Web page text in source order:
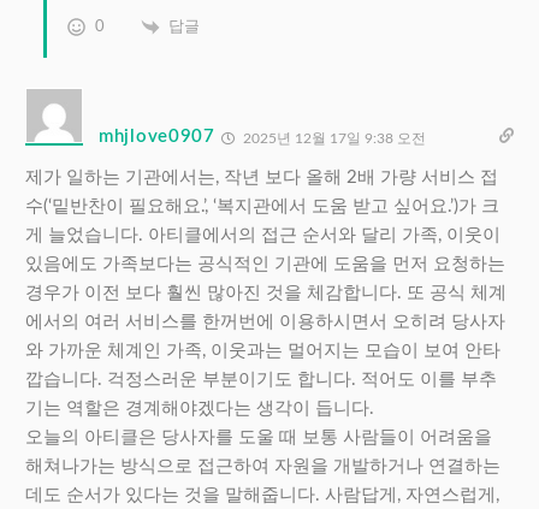
0 답글
mhjlove0907 2025년 12월 17일 9:38 오전
제가 일하는 기관에서는, 작년 보다 올해 2배 가량 서비스 접
수(‘밑반찬이 필요해요.’, ‘복지관에서 도움 받고 싶어요.’)가 크
게 늘었습니다. 아티클에서의 접근 순서와 달리 가족, 이웃이
있음에도 가족보다는 공식적인 기관에 도움을 먼저 요청하는
경우가 이전 보다 훨씬 많아진 것을 체감합니다. 또 공식 체계
에서의 여러 서비스를 한꺼번에 이용하시면서 오히려 당사자
와 가까운 체계인 가족, 이웃과는 멀어지는 모습이 보여 안타
깝습니다. 걱정스러운 부분이기도 합니다. 적어도 이를 부추
기는 역할은 경계해야겠다는 생각이 듭니다.
오늘의 아티클은 당사자를 도울 때 보통 사람들이 어려움을
해쳐나가는 방식으로 접근하여 자원을 개발하거나 연결하는
데도 순서가 있다는 것을 말해줍니다. 사람답게, 자연스럽게,